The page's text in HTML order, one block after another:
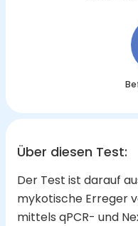
Über diesen Test:
Der Test ist darauf
mykotische Erreger
mittels qPCR- und